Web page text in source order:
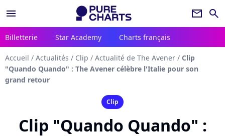
menu newsletter search
Billetterie Star Academy Charts français
Accueil / Actualités / Clip / Actualité de The Avener / Clip
"Quando Quando" : The Avener célèbre l'Italie pour son
grand retour
Clip
Clip "Quando Quando" :